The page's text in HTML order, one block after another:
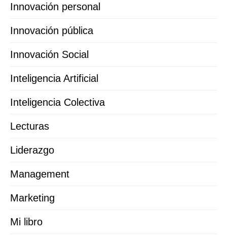
Innovación personal
Innovación pública
Innovación Social
Inteligencia Artificial
Inteligencia Colectiva
Lecturas
Liderazgo
Management
Marketing
Mi libro